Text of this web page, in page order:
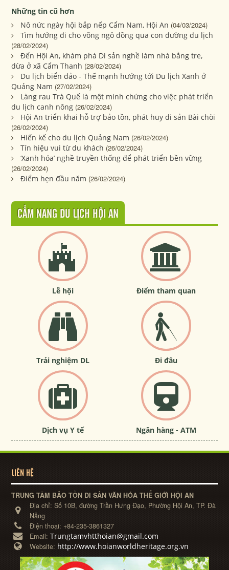
Những tin cũ hơn
Nô nức ngày hội bắp nếp Cẩm Nam, Hội An (04/03/2024)
Tìm hướng đi cho võng ngô đồng qua con đường du lịch
(28/02/2024)
Đến Hội An, khám phá Di sản nghề làm nhà bằng tre,
dừa ở xã Cẩm Thanh (28/02/2024)
Du lịch biển đảo - Thế mạnh hướng tới Du lịch Xanh ở
Quảng Nam (27/02/2024)
Làng rau Trà Quế là một minh chứng cho việc phát triển
du lịch canh nông (26/02/2024)
Hội An triển khai hỗ trợ bảo tồn, phát huy di sản Bài chòi
(26/02/2024)
Hiến kế cho du lịch Quảng Nam (26/02/2024)
Tín hiệu vui từ du khách (26/02/2024)
‘Xanh hóa’ nghề truyền thống để phát triển bền vững
(26/02/2024)
Điểm hẹn đầu năm (26/02/2024)
CẨM NANG DU LỊCH HỘI AN
Lễ hội Điểm tham quan
Trải nghiệm DL Đi đâu
Dịch vụ Y tế Ngân hàng - ATM
LIÊN HỆ
TRUNG TÂM BẢO TỒN DI SẢN VĂN HÓA THẾ GIỚI HỘI AN
Địa chỉ:Số 10B, đường Trần Hưng Đạo, Phường Hội An, TP. Đà
Nẵng
Điện thoại: +84-235-3861327
Email:Trungtamvhtthoian@gmail.com
Website: http://www.hoianworldheritage.org.vn